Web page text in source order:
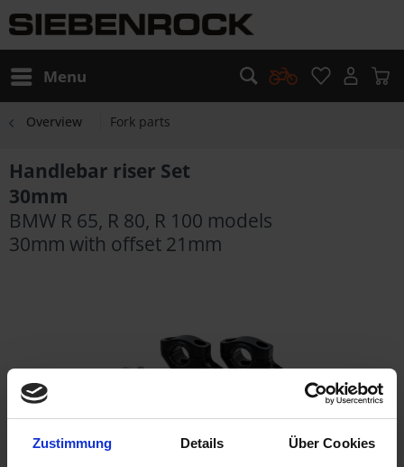
Zustimmung Details Über Cookies
Menu
Overview Fork parts
Handlebar riser Set
30mm
BMW R 65, R 80, R 100 models
30mm with offset 21mm